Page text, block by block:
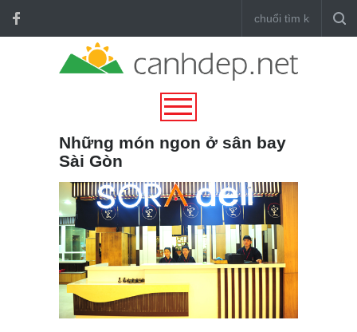
Những món ngon ở sân bay
Sài Gòn